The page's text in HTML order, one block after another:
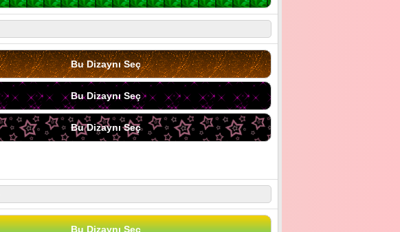
Bu Dizaynı Seç
Bu Dizaynı Seç
Bu Dizaynı Seç
Bu Dizaynı Seç